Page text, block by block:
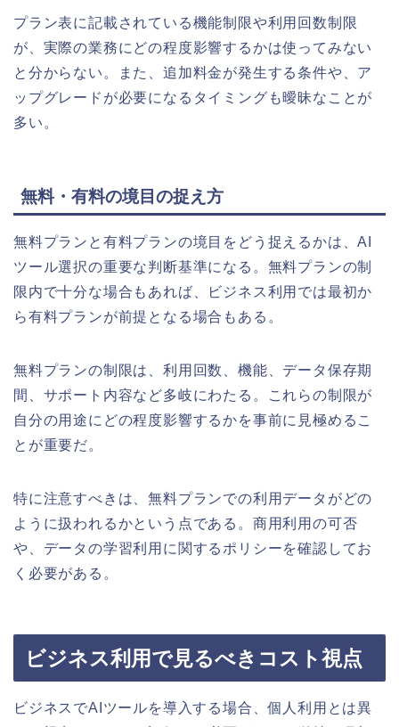
プラン表に記載されている機能制限や利用回数制限
が、実際の業務にどの程度影響するかは使ってみない
と分からない。また、追加料金が発生する条件や、ア
ップグレードが必要になるタイミングも曖昧なことが
多い。
無料・有料の境目の捉え方
無料プランと有料プランの境目をどう捉えるかは、AI
ツール選択の重要な判断基準になる。無料プランの制
限内で十分な場合もあれば、ビジネス利用では最初か
ら有料プランが前提となる場合もある。
無料プランの制限は、利用回数、機能、データ保存期
間、サポート内容など多岐にわたる。これらの制限が
自分の用途にどの程度影響するかを事前に見極めるこ
とが重要だ。
特に注意すべきは、無料プランでの利用データがどの
ように扱われるかという点である。商用利用の可否
や、データの学習利用に関するポリシーを確認してお
く必要がある。
ビジネス利用で見るべきコスト視点
ビジネスでAIツールを導入する場合、個人利用とは異